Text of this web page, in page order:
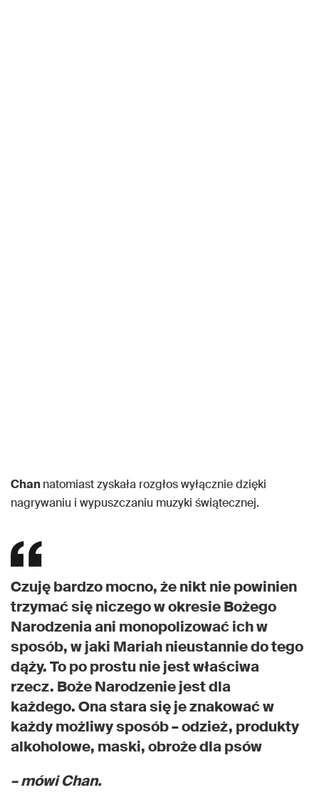
Channatomiast zyskała rozgłos wyłącznie dzięki
nagrywaniu i wypuszczaniu muzyki świątecznej.
Czuję bardzo mocno, że nikt nie powinien
trzymać się niczego w okresie Bożego
Narodzenia ani monopolizować ich w
sposób, w jaki Mariah nieustannie do tego
dąży. To po prostu nie jest właściwa
rzecz. Boże Narodzenie jest dla
każdego. Ona stara się je znakować w
każdy możliwy sposób – odzież, produkty
alkoholowe, maski, obroże dla psów
– mówi Chan.